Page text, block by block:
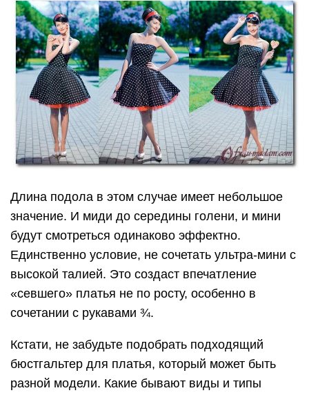
Длина подола в этом случае имеет небольшое
значение. И миди до середины голени, и мини
будут смотреться одинаково эффектно.
Единственно условие, не сочетать ультра-мини с
высокой талией. Это создаст впечатление
«севшего» платья не по росту, особенно в
сочетании с рукавами ¾.
Кстати, не забудьте подобрать подходящий
бюстгальтер для платья, который может быть
разной модели. Какие бывают виды и типы